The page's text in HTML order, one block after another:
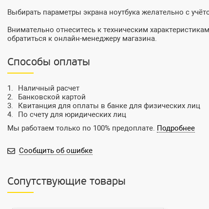
Выбирать параметры экрана ноутбука желательно с
Внимательно отнеситесь к техническим
обратиться к онлайн-менеджеру магазина.
Способы оплаты
Наличный расчет
Банковской картой
Квитанция для оплаты в банке для физических лиц
По счету для юридических лиц
Мы работаем только по 100% предоплате. Подробнее
Сообщить об ошибке
Сопутствующие товары